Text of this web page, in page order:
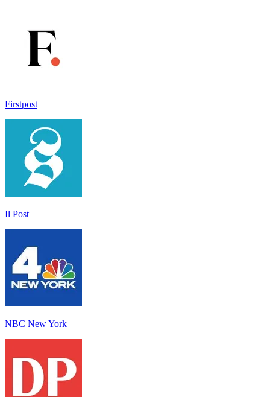
Firstpost
Il Post
NBC New York